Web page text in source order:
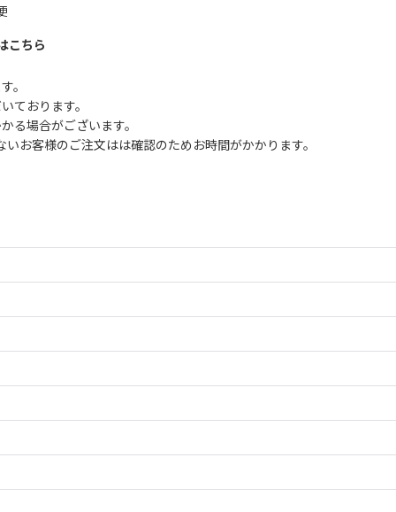
こちら
。
ております。
る場合がございます。
お客様のご注文はは確認のためお時間がかかります。